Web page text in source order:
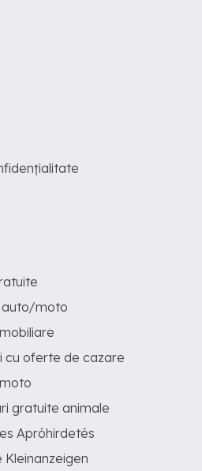
auto/moto
cu oferte de cazare
gratuite animale
Apróhirdetés
Kleinanzeigen